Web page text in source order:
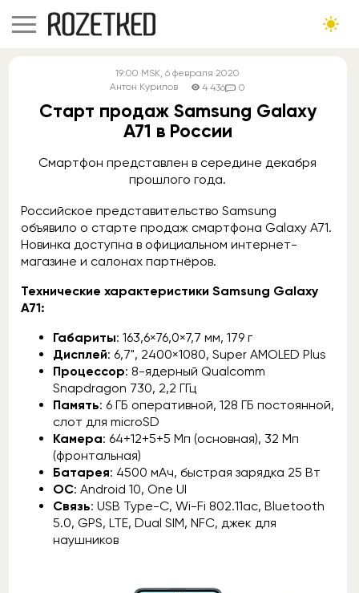
19:00 MSK, 6 февраля 2020
Антон Курилов
4 436 0
Старт продаж Samsung Galaxy
A71 в России
Смартфон представлен в середине декабря
прошлого года.
Российское представительство Samsung
объявило о старте продаж смартфона Galaxy A71.
Новинка доступна в официальном интернет-
магазине и салонах партнёров.
Технические характеристики Samsung Galaxy
A71:
Габариты: 163,6×76,0×7,7 мм, 179 г
Дисплей: 6,7", 2400×1080, Super AMOLED Plus
Процессор: 8-ядерный Qualcomm
Snapdragon 730, 2,2 ГГц
Память: 6 ГБ оперативной, 128 ГБ постоянной,
слот для microSD
Камера: 64+12+5+5 Mп (основная), 32 Мп
(фронтальная)
Батарея: 4500 мАч, быстрая зарядка 25 Вт
ОС: Android 10, One UI
Связь: USB Type-C, Wi-Fi 802.11ac, Bluetooth
5.0, GPS, LTE, Dual SIM, NFC, джек для
наушников